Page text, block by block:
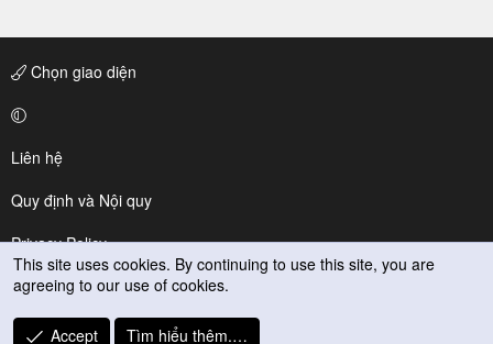
Chọn giao diện
Liên hệ
Quy định và Nội quy
Privacy Policy
Trợ giúp
R
This site uses cookies. By continuing to use this site, you are
agreeing to our use of cookies.
Accept Tìm hiểu thêm.…